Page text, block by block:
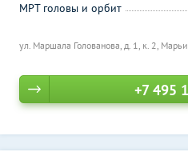
ул. Маршала Голованова, д. 1, к. 2,
МРТ головы и орбит
+7 495